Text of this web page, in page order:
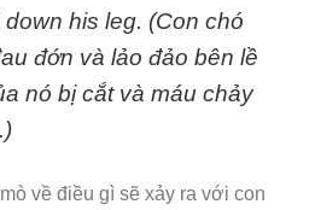
his leg. (Con chó
đớn và lảo đảo bên lề
nó bị cắt và máu chảy
về điều gì sẽ xảy ra với con